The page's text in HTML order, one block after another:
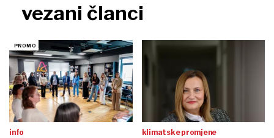
vezani članci
info klimatske promjene